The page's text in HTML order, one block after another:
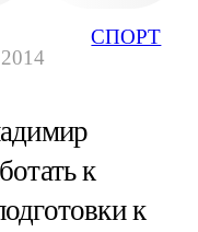
СПОРТ
к
к